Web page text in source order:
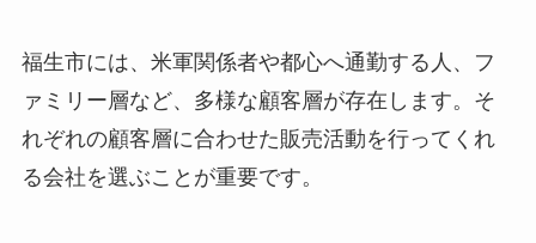
福生市には、米軍関係者や都心へ通勤する人、フ
ァミリー層など、多様な顧客層が存在します。そ
れぞれの顧客層に合わせた販売活動を行ってくれ
る会社を選ぶことが重要です。